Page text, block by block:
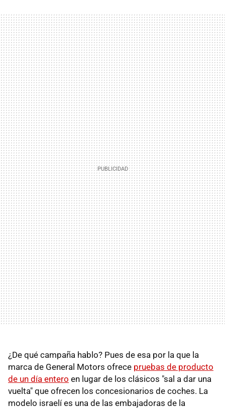
¿De qué campaña hablo? Pues de esa por la que la
marca de General Motors ofrece pruebas de producto
de un día entero en lugar de los clásicos "sal a dar una
vuelta" que ofrecen los concesionarios de coches. La
modelo israelí es una de las embajadoras de la